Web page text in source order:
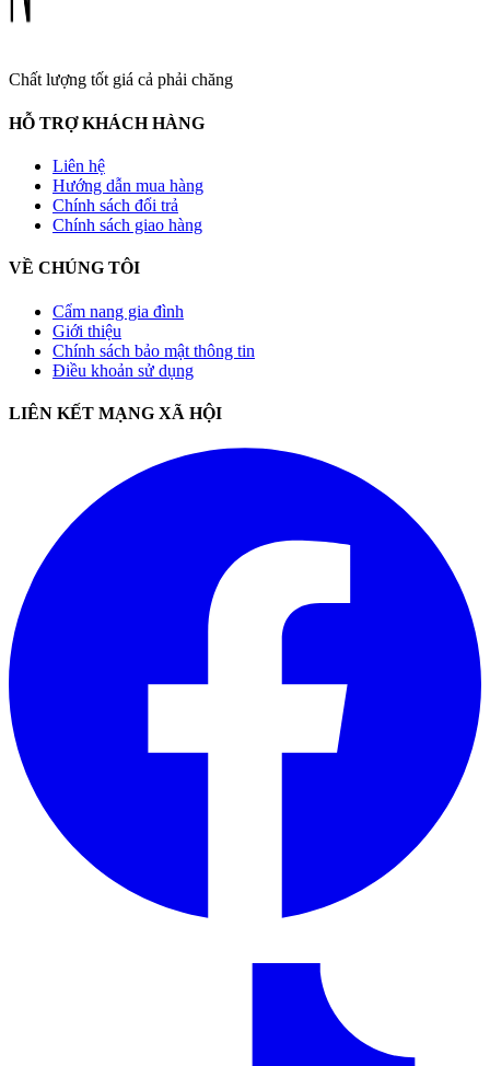
Chất lượng tốt giá cả phải chăng
HỖ TRỢ KHÁCH HÀNG
Liên hệ
Hướng dẫn mua hàng
Chính sách đổi trả
Chính sách giao hàng
VỀ CHÚNG TÔI
Cẩm nang gia đình
Giới thiệu
Chính sách bảo mật thông tin
Điều khoản sử dụng
LIÊN KẾT MẠNG XÃ HỘI